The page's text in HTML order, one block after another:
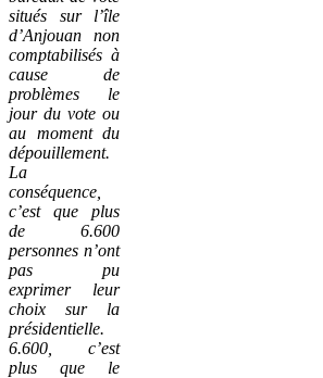
situés sur l’île
d’Anjouan non
comptabilisés à
cause de
problèmes le
jour du vote ou
au moment du
dépouillement.
La
conséquence,
c’est que plus
de 6.600
personnes n’ont
pas pu
exprimer leur
choix sur la
présidentielle.
6.600, c’est
plus que le